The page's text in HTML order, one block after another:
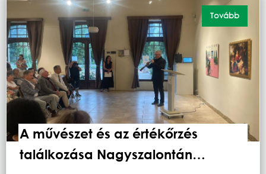
A művészet és az értékőrzés
találkozása Nagyszalontán…
Tovább